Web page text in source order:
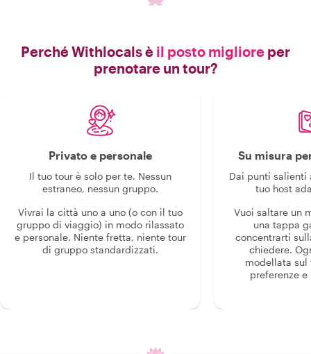
Perché Withlocals è il posto migliore per
prenotare un tour?
Privato e personale
Il tuo tour è solo per te. Nessun
estraneo, nessun gruppo.
Vivrai la città uno a uno (o con il tuo
gruppo di viaggio) in modo rilassato
e personale. Niente fretta, niente tour
di gruppo standardizzati.
Su misura
Dai punti salienti
tuo host
Vuoi saltare un
una tappa
concentrarti
chiedere.
modellata sul
preferenze